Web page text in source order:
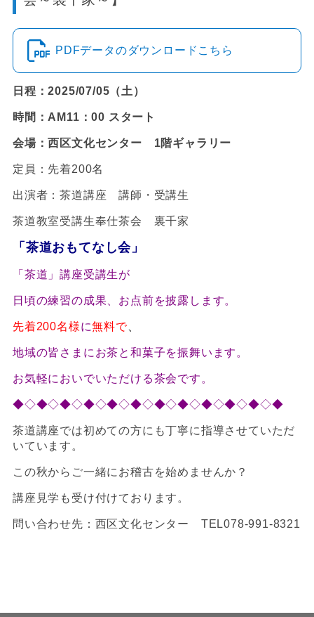
PDFデータのダウンロードこちら
日程：2025/07/05（土）
時間：AM11：00 スタート
会場：西区文化センター 1階ギャラリー
定員：先着200名
出演者：茶道講座 講師・受講生
茶道教室受講生奉仕茶会 裏千家
「茶道おもてなし会 」
「茶道」講座受講生が
日頃の練習の成果、お点前を披露します。
先着200名様に無料で、
地域の皆さまにお茶と和菓子を振舞います。
お気軽においでいただける茶会です。
◆◇◆◇◆◇◆◇◆◇◆◇◆◇◆◇◆◇◆◇◆◇◆
茶道講座では初めての方にも丁寧に指導させていただ
いています。
この秋からご一緒にお稽古を始めませんか？
講座見学も受け付けております。
問い合わせ先：西区文化センター TEL078-991-8321